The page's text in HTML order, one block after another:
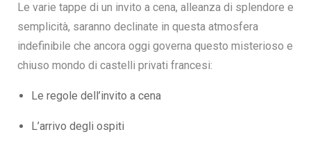
Le varie tappe di un invito a cena, alleanza di splendore e
semplicità, saranno declinate in questa atmosfera
indefinibile che ancora oggi governa questo misterioso e
chiuso mondo di castelli privati francesi:
Le regole dell’invito a cena
L’arrivo degli ospiti